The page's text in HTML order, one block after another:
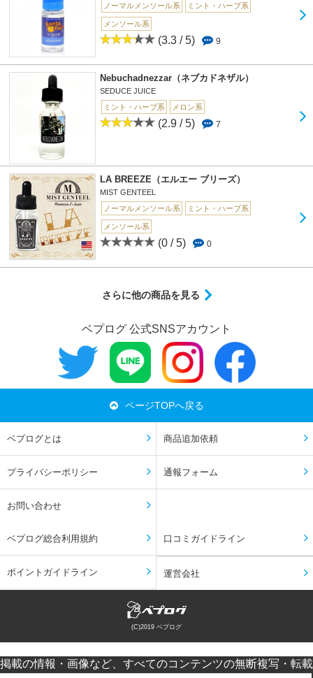
ノーマルメンソール系
ミント・ハーブ系
メンソール系
(3.3 / 5) 9
Nebuchadnezzar（ネブカドネザル）
SEDUCE JUICE
ミント・ハーブ系
メロン系
(2.9 / 5) 7
LA BREEZE（エルエー ブリーズ）
MIST GENTEEL
ノーマルメンソール系
ミント・ハーブ系
メンソール系
(0 / 5) 0
さらに他の商品を見る
ベプログ 公式SNSアカウント
ページTOPへ戻る
ベプログとは 商品追加依頼
プライバシーポリシー 通報フォーム
お問い合わせ
ベプログ総合利用規約 口コミガイドライン
ポイントガイドライン 運営会社
(C)2019 ベプログ
掲載の情報・画像など、すべてのコンテンツの無断複写・転載